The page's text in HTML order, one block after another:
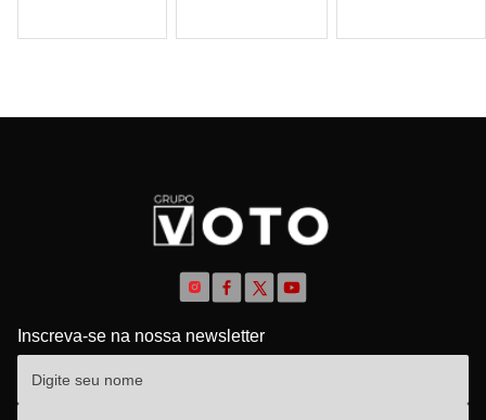
Inscreva-se na nossa newsletter